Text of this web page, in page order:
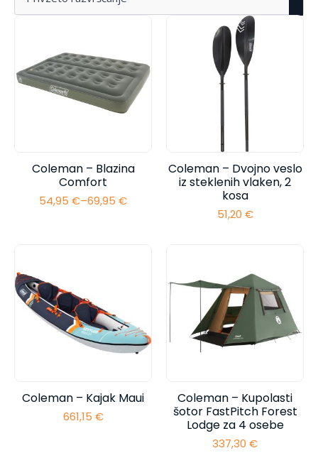
Coleman – Blazina
Comfort
54,95 €–69,95 €
Cenovni
Coleman – Dvojno veslo
iz steklenih vlaken, 2
kosa
51,20 €
Coleman – Kajak Maui
661,15 €
Coleman – Kupolasti
šotor FastPitch Forest
Lodge za 4 osebe
337,30 €